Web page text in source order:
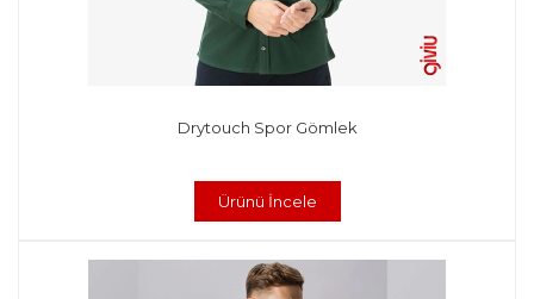
Drytouch Spor Gömlek
Ürünü İncele